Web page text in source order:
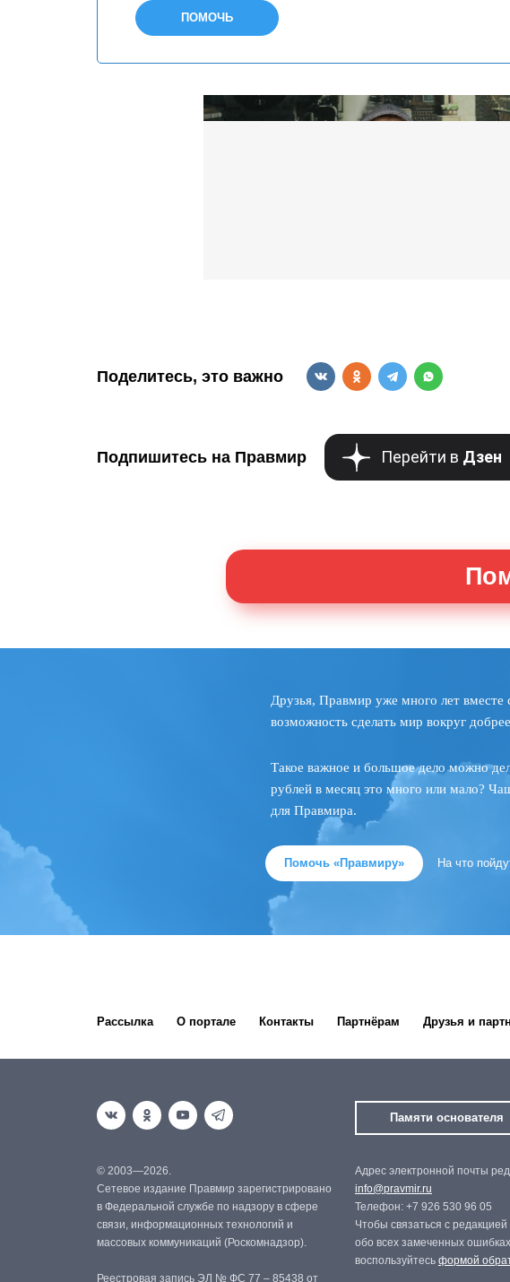
ПОМОЧЬ
Поделитесь, это важно
Подпишитесь на Правмир Перейти в Дзен
Друзья, Правмир уже много лет
возможность сделать мир вокруг
Такое важное и большое дело можно
рублей в месяц это много или мало?
для Правмира.
Помочь «Правмиру» На что
Рассылка О портале Контакты Партнёрам Друзья и
Памяти основателя
© 2003—2026.
Сетевое издание Правмир зарегистрировано
в Федеральной службе по надзору в сфере
связи, информационных технологий и
массовых коммуникаций (Роскомнадзор).
Реестровая запись ЭЛ № ФС 77 – 85438 от
Адрес электронной почты
info@pravmir.ru
Телефон: +7 926 530 96 05
Чтобы связаться с
обо всех замеченных
воспользуйтесь формой